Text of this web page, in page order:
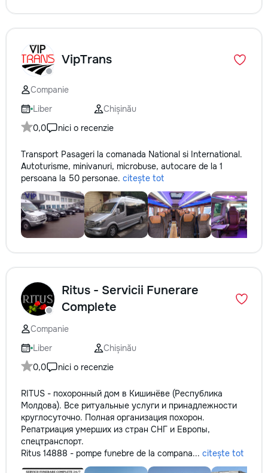
VipTrans
Companie
Liber
Chișinău
0,0
nici o recenzie
Transport Pasageri la comanada National si International.
Autoturisme, minivanuri, microbuse, autocare de la 1
persoana la 50 personae. citește tot
Ritus - Servicii Funerare
Complete
Companie
Liber
Chișinău
0,0
nici o recenzie
RITUS - похоронный дом в Кишинёве (Республика
Молдова). Все ритуальные услуги и принадлежности
круглосуточно. Полная организация похорон.
Репатриация умерших из стран СНГ и Европы,
спецтранспорт.
Ritus 14888 - pompe funebre de la compana... citește tot